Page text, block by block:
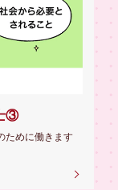
③
ために働きます